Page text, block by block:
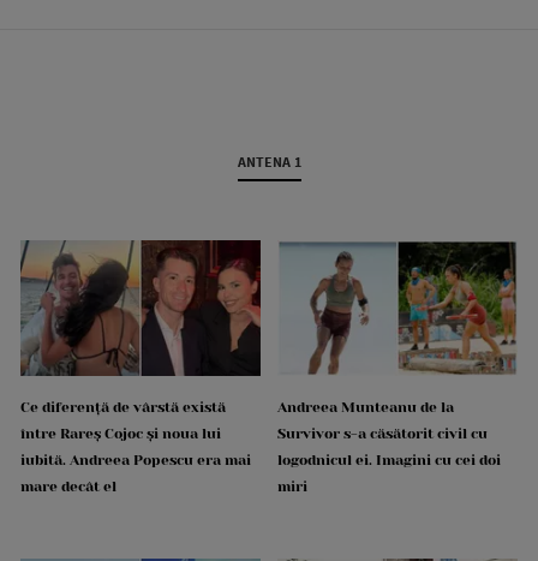
ANTENA 1
Ce diferență de vârstă există
între Rareș Cojoc și noua lui
iubită. Andreea Popescu era mai
mare decât el
Andreea Munteanu de la
Survivor s-a căsătorit civil cu
logodnicul ei. Imagini cu cei doi
miri